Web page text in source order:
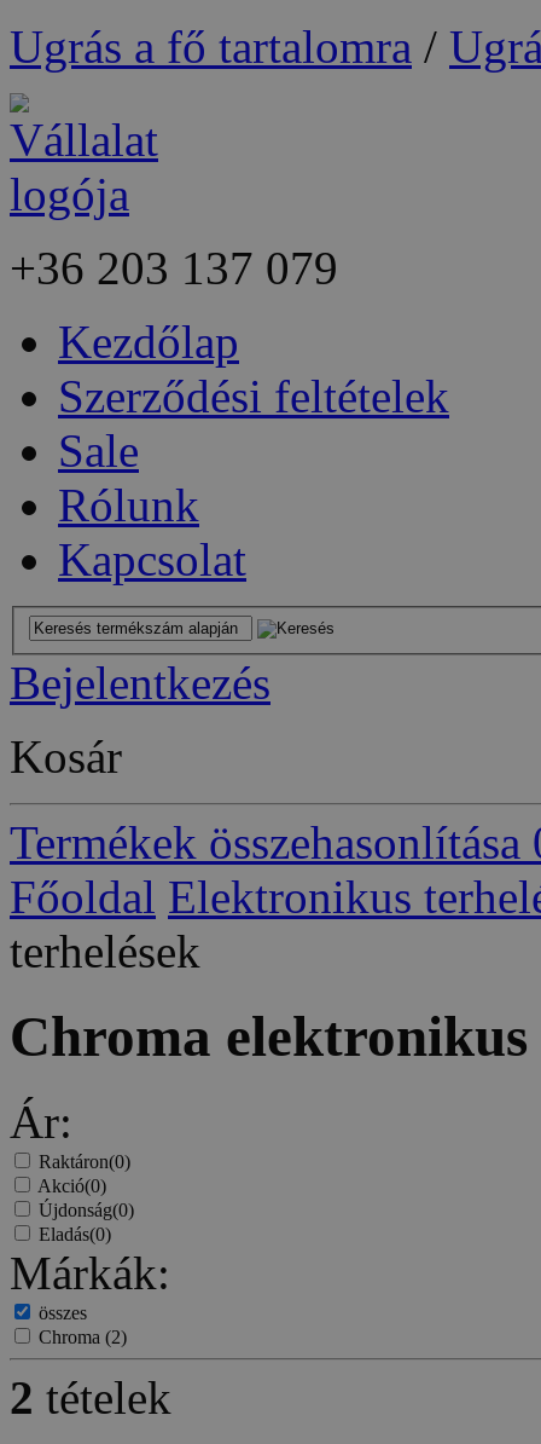
Ugrás a fő tartalomra /
+36 203 137 079
Kezdőlap
Szerződési feltételek
Sale
Rólunk
Kapcsolat
Bejelentkezés
Kosár
Termékek összehasonlítása
Főoldal Elektronikus
terhelések
Chroma elektronikus
Ár:
Raktáron(0)
Akció(0)
Újdonság(0)
Eladás(0)
Márkák:
összes
Chroma (2)
2 tételek